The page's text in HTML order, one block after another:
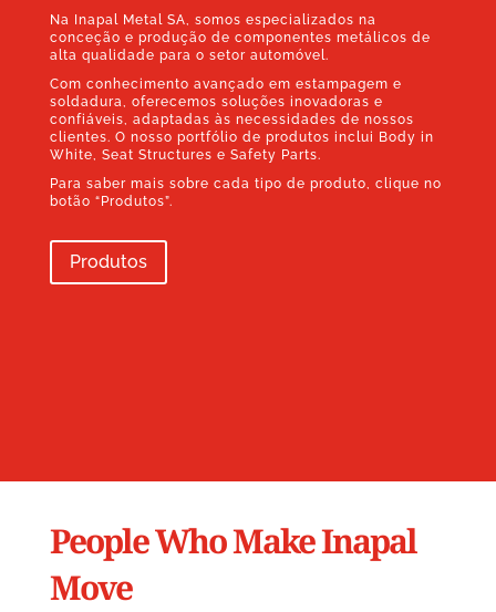
Na Inapal Metal SA, somos especializados na
conceção e produção de componentes metálicos de
alta qualidade para o setor automóvel.
Com conhecimento avançado em estampagem e
soldadura, oferecemos soluções inovadoras e
confiáveis, adaptadas às necessidades de nossos
clientes. O nosso portfólio de produtos inclui Body in
White, Seat Structures e Safety Parts.
Para saber mais sobre cada tipo de produto, clique no
botão “Produtos”.
Produtos
People Who Make Inapal
Move